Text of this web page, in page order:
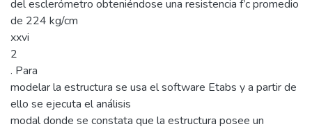
del esclerómetro obteniéndose una resistencia f’c promedio
de 224 kg/cm
xxvi
2
. Para
modelar la estructura se usa el software Etabs y a partir de
ello se ejecuta el análisis
modal donde se constata que la estructura posee un